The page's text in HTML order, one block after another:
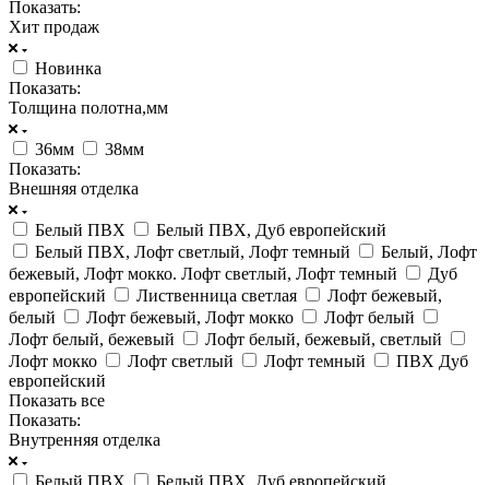
Показать:
Хит продаж
Новинка
Показать:
Толщина полотна,мм
36мм
38мм
Показать:
Внешняя отделка
Белый ПВХ
Белый ПВХ, Дуб европейский
Белый ПВХ, Лофт светлый, Лофт темный
Белый, Лофт
бежевый, Лофт мокко. Лофт светлый, Лофт темный
Дуб
европейский
Лиственница светлая
Лофт бежевый,
белый
Лофт бежевый, Лофт мокко
Лофт белый
Лофт белый, бежевый
Лофт белый, бежевый, светлый
Лофт мокко
Лофт светлый Лофт темный
ПВХ Дуб
европейский
Показать все
Показать:
Внутренняя отделка